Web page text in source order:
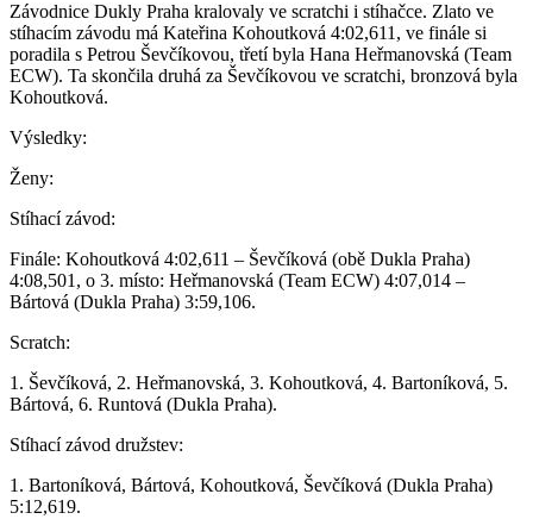
Závodnice Dukly Praha kralovaly ve scratchi i stíhačce. Zlato ve
stíhacím závodu má Kateřina Kohoutková 4:02,611, ve finále si
poradila s Petrou Ševčíkovou, třetí byla Hana Heřmanovská (Team
ECW). Ta skončila druhá za Ševčíkovou ve scratchi, bronzová byla
Kohoutková.
Výsledky:
Ženy:
Stíhací závod:
Finále: Kohoutková 4:02,611 – Ševčíková (obě Dukla Praha)
4:08,501, o 3. místo: Heřmanovská (Team ECW) 4:07,014 –
Bártová (Dukla Praha) 3:59,106.
Scratch:
1. Ševčíková, 2. Heřmanovská, 3. Kohoutková, 4. Bartoníková, 5.
Bártová, 6. Runtová (Dukla Praha).
Stíhací závod družstev:
1. Bartoníková, Bártová, Kohoutková, Ševčíková (Dukla Praha)
5:12,619.